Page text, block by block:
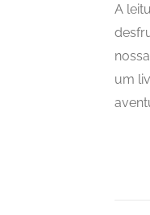
A
um